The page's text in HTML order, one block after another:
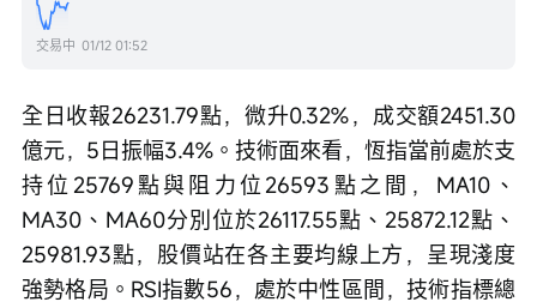
交易中 01/12 01:52
全日收報26231.79點，微升0.32%，成交額2451.30
億元，5日振幅3.4%。技術面來看，恆指當前處於支
持位25769點與阻力位26593點之間，MA10、
MA30、MA60分別位於26117.55點、25872.12點、
25981.93點，股價站在各主要均線上方，呈現淺度
強勢格局。RSI指數56，處於中性區間，技術指標總